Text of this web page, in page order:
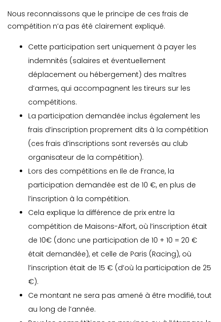
Nous reconnaissons que le principe de ces frais de
compétition n’a pas été clairement expliqué.
Cette participation sert uniquement à payer les
indemnités (salaires et éventuellement
déplacement ou hébergement) des maîtres
d’armes, qui accompagnent les tireurs sur les
compétitions.
La participation demandée inclus également les
frais d’inscription proprement dits à la compétition
(ces frais d’inscriptions sont reversés au club
organisateur de la compétition).
Lors des compétitions en Ile de France, la
participation demandée est de 10 €, en plus de
l’inscription à la compétition.
Cela explique la différence de prix entre la
compétition de Maisons-Alfort, où l’inscription était
de 10€ (donc une participation de 10 + 10 = 20 €
était demandée), et celle de Paris (Racing), où
l’inscription était de 15 € (d’où la participation de 25
€).
Ce montant ne sera pas amené à être modifié, tout
au long de l’année.